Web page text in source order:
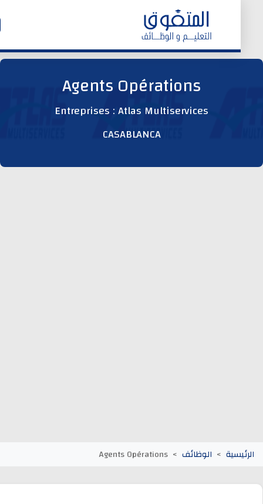
وظائف اليوم
Agents Opérations
Entreprises : Atlas Multiservices
CASABLANCA
الوظائف Agents Opérations